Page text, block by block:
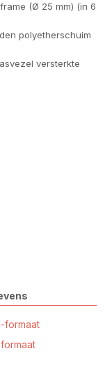
(Ø 25 mm) (in 6
polyetherschuim
versterkte
formaat